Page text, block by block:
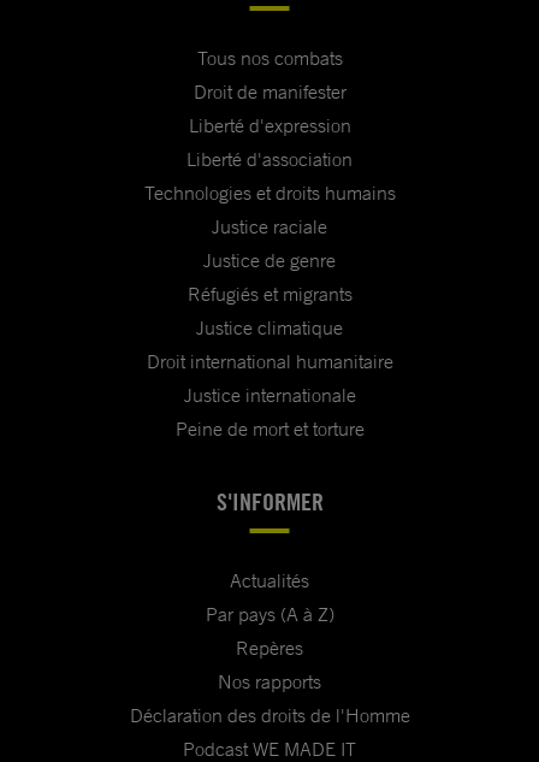
Tous nos combats
Droit de manifester
Liberté d'expression
Liberté d'association
Technologies et droits humains
Justice raciale
Justice de genre
Réfugiés et migrants
Justice climatique
Droit international humanitaire
Justice internationale
Peine de mort et torture
S'INFORMER
Actualités
Par pays (A à Z)
Repères
Nos rapports
Déclaration des droits de l'Homme
Podcast WE MADE IT